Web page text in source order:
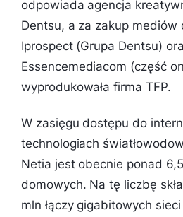
odpowiada agencja
Dentsu, a za zakup mediów
Iprospect (Grupa Dentsu)
Essencemediacom (część
wyprodukowała firma TFP.
W zasięgu dostępu do
technologiach
Netia jest obecnie ponad
domowych. Na tę liczbę
mln łączy gigabitowych